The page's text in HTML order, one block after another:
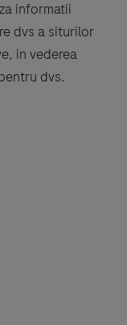
informatii
dvs a siturilor
in vederea
dvs.